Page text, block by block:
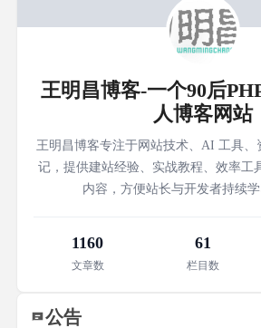
王明昌博客-一个90后
人博客网站
王明昌博客专注于网站技术、AI 工具、
记，提供建站经验、实战教程、效率工
内容，方便站长与开发者持续学
1160
文章数
61
栏目数
公告